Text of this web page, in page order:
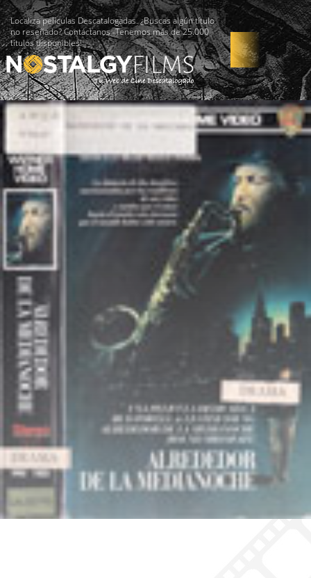
Localiza películas Descatalogadas. ¿Buscas algún título
no reseñado? Contáctanos -Tenemos más de 25.000
títulos disponibles!